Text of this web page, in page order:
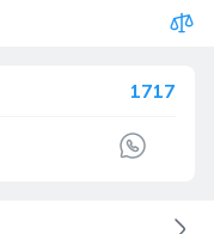
1717